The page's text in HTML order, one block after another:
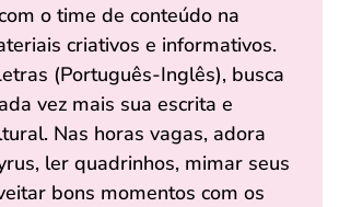
o time de conteúdo na
criativos e informativos.
(Português-Inglês), busca
vez mais sua escrita e
Nas horas vagas, adora
ler quadrinhos, mimar seus
bons momentos com os